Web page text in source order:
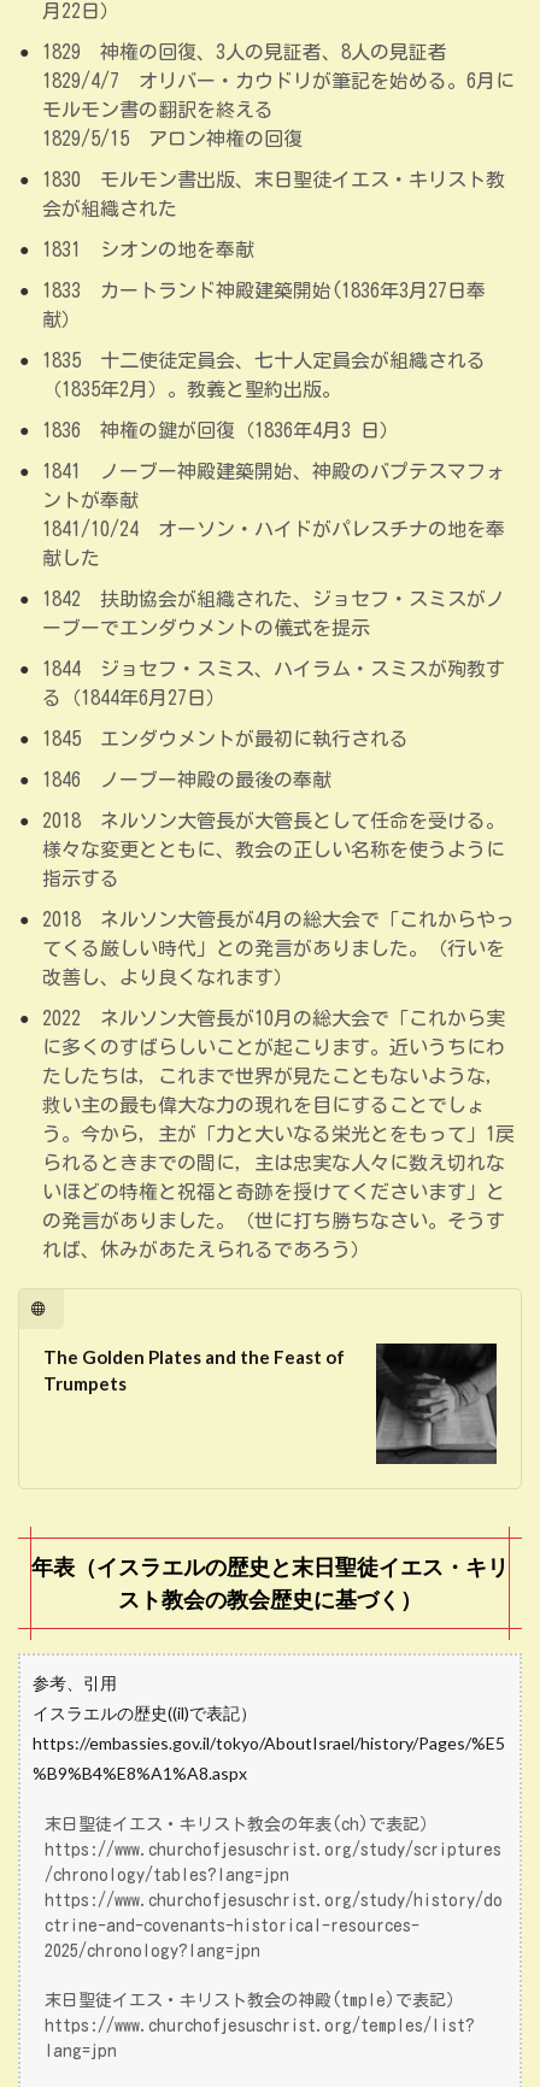
月22日）
1829 神権の回復、3人の見証者、8人の見証者
1829/4/7 オリバー・カウドリが筆記を始める。6月に
モルモン書の翻訳を終える
1829/5/15 アロン神権の回復
1830 モルモン書出版、末日聖徒イエス・キリスト教
会が組織された
1831 シオンの地を奉献
1833 カートランド神殿建築開始(1836年3月27日奉
献）
1835 十二使徒定員会、七十人定員会が組織される
（1835年2月）。教義と聖約出版。
1836 神権の鍵が回復（1836年4月3 日）
1841 ノーブー神殿建築開始、神殿のバプテスマフォ
ントが奉献
1841/10/24 オーソン・ハイドがパレスチナの地を奉
献した
1842 扶助協会が組織された、ジョセフ・スミスがノ
ーブーでエンダウメントの儀式を提示
1844 ジョセフ・スミス、ハイラム・スミスが殉教す
る（1844年6月27日）
1845 エンダウメントが最初に執行される
1846 ノーブー神殿の最後の奉献
2018 ネルソン大管長が大管長として任命を受ける。
様々な変更とともに、教会の正しい名称を使うように
指示する
2018 ネルソン大管長が4月の総大会で「これからやっ
てくる厳しい時代」との発言がありました。（行いを
改善し、より良くなれます）
2022 ネルソン大管長が10月の総大会で「これから実
に多くのすばらしいことが起こります。近いうちにわ
たしたちは，これまで世界が見たこともないような，
救い主の最も偉大な力の現れを目にすることでしょ
う。今から，主が「力と大いなる栄光とをもって」1戻
られるときまでの間に，主は忠実な人々に数え切れな
いほどの特権と祝福と奇跡を授けてくださいます」と
の発言がありました。（世に打ち勝ちなさい。そうす
れば、休みがあたえられるであろう）
The Golden Plates and the Feast of
Trumpets
年表（イスラエルの歴史と末日聖徒イエス・キリ
スト教会の教会歴史に基づく）
参考、引用
イスラエルの歴史((il)で表記）
https://embassies.gov.il/tokyo/AboutIsrael/history/Pages/%E5
%B9%B4%E8%A1%A8.aspx
末日聖徒イエス・キリスト教会の年表(ch)で表記）
https://www.churchofjesuschrist.org/study/scriptures
/chronology/tables?lang=jpn
https://www.churchofjesuschrist.org/study/history/do
ctrine-and-covenants-historical-resources-
2025/chronology?lang=jpn
末日聖徒イエス・キリスト教会の神殿(tmple)で表記）
https://www.churchofjesuschrist.org/temples/list?
lang=jpn